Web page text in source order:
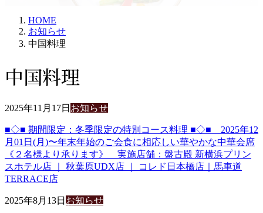
HOME
お知らせ
中国料理
中国料理
2025年11月17日 お知らせ
■◇■ 期間限定：冬季限定の特別コース料理 ■◇■ 2025年12
月01日(月)〜年末年始のご会食に相応しい華やかな中華会席
《２名様より承ります》 実施店舗：盤古殿 新横浜プリン
スホテル店 ｜ 秋葉原UDX店 ｜ コレド日本橋店｜馬車道
TERRACE店
2025年8月13日 お知らせ